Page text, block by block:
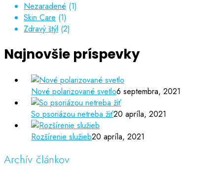
Nezaradené (1)
Skin Care (1)
Zdravý štýl (2)
Najnovšie príspevky
Nové polarizované svetlo6 septembra, 2021
So psoriázou netreba žiť20 apríla, 2021
Rozšírenie služieb20 apríla, 2021
Archív článkov